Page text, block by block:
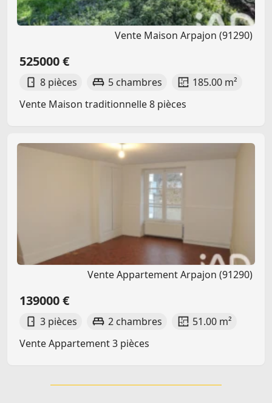
Vente Maison Arpajon (91290)
525000 €
8 pièces 5 chambres
185.00 m²
Vente Maison traditionnelle 8 pièces
Vente Appartement Arpajon (91290)
139000 €
3 pièces 2 chambres
51.00 m²
Vente Appartement 3 pièces